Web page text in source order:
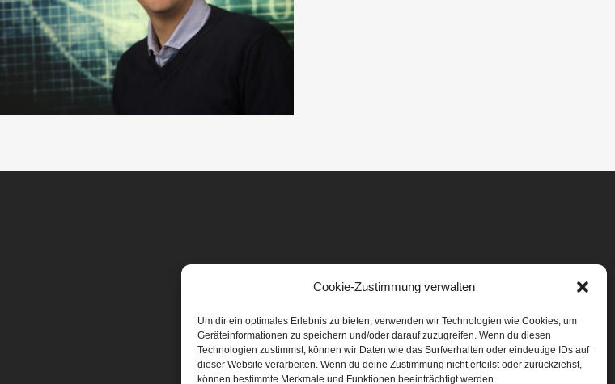
Cookie-Zustimmung verwalten
Um dir ein optimales Erlebnis zu bieten, verwenden wir Technologien wie Cookies, um
Geräteinformationen zu speichern und/oder darauf zuzugreifen. Wenn du diesen
Technologien zustimmst, können wir Daten wie das Surfverhalten oder eindeutige IDs auf
dieser Website verarbeiten. Wenn du deine Zustimmung nicht erteilst oder zurückziehst,
können bestimmte Merkmale und Funktionen beeinträchtigt werden.